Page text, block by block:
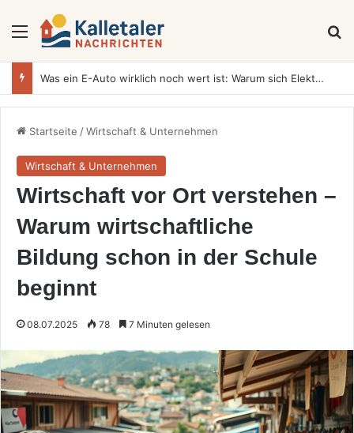
Menü
Was ein E-Auto wirklich noch wert ist: Warum sich Elektrofahrzeuge bei der Wertermittlung anders verhalten als Verbrenner
Startseite /Wirtschaft & Unternehmen
Wirtschaft & Unternehmen
Wirtschaft vor Ort verstehen –
Warum wirtschaftliche
Bildung schon in der Schule
beginnt
08.07.2025 78 7 Minuten gelesen